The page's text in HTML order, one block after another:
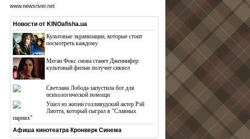
www.newsriver.net
Новости от KINOafisha.ua
Культовые экранизации, которые стоит
посмотреть каждому
Меган Фокс снова станет Дженнифер:
культовый фильм получит сиквел
Светлана Лобода запустила бот для
психологической помощи
Ушел из жизни голливудский актер Рэй
Лиотта, который сыграл в "Славных
парнях"
Афиша кинотеатра Кронверк Синема